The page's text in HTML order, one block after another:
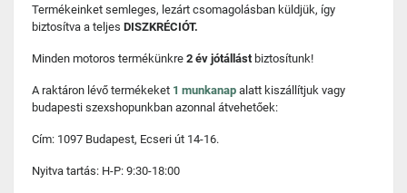
Termékeinket semleges, lezárt csomagolásban küldjük, így
biztosítva a teljes DISZKRÉCIÓT.
Minden motoros termékünkre 2 év jótállást biztosítunk!
A raktáron lévő termékeket 1 munkanap alatt kiszállítjuk vagy
budapesti szexshopunkban azonnal átvehetőek:
Cím: 1097 Budapest, Ecseri út 14-16.
Nyitva tartás: H-P: 9:30-18:00